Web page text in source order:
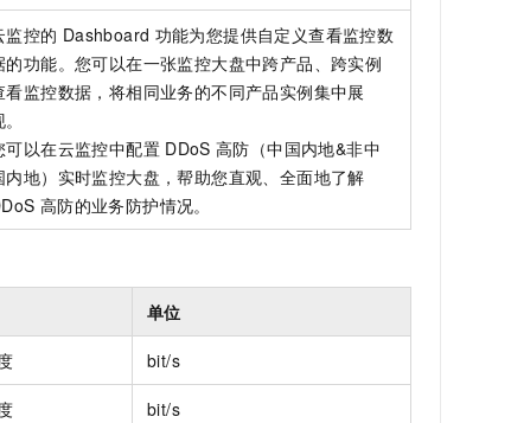
监控的 Dashboard 功能为您提供自定义查看监控数
的功能。您可以在一张监控大盘中跨产品、跨实例
看监控数据，将相同业务的不同产品实例集中展
可以在云监控中配置 DDoS 高防（中国内地&非中
内地）实时监控大盘，帮助您直观、全面地了解
高防的业务防护情况。
单位
bit/s
bit/s
版
多种方案随心选，轻松解锁专属 DeepSeek
超强辅助，Bolt.diy 一步搞定创意建站
通过自然语言交互简化开发流程,全栈开发支持